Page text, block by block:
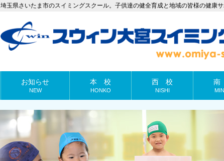
埼玉県さいたま市のスイミングスクール。子供達の健全育成と地域の皆様の健康サ
お知らせ
NEW
本 校
HONKO
西 校
NISHI
南